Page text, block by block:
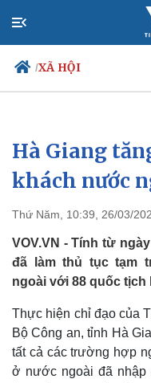
/XÃ HỘI
Chính trị
Đảng
Tổ chức nhân sự
Nhận diện sự thật
Hà Giang
khách nước
Thứ Năm, 10:39, 26/03/
VOV.VN - Tính từ
đã làm thủ tục tạm
ngoài với 88 quốc tịch
Thực hiện chỉ đạo của
Bộ Công an, tỉnh Hà
tất cả các trường hợp
ở nước ngoài đã nhập